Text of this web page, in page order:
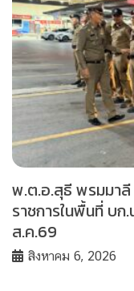
พ.ต.อ.สุธี พรมมา
ราชการในพื้นที่ บก
ส.ค.69
สิงหาคม 6, 2026